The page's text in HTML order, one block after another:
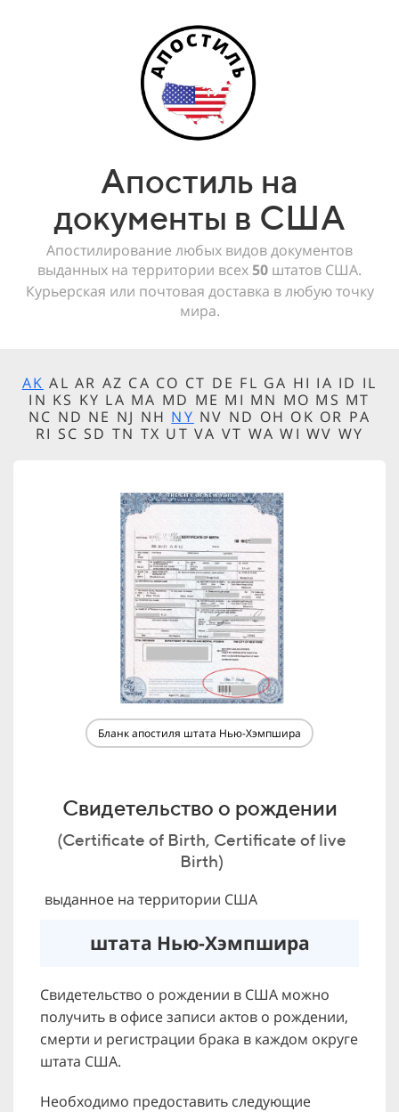
Апостиль на
документы в США
Апостилирование любых видов документов
выданных на территории всех 50 штатов США.
Курьерская или почтовая доставка в любую точку
мира.
AK AL AR AZ CA CO CT DE FL GA HI IA ID IL
IN KS KY LA MA MD ME MI MN MO MS MT
NC ND NE NJ NH NY NV ND OH OK OR PA
RI SC SD TN TX UT VA VT WA WI WV WY
Бланк апостиля штата Нью-Хэмпшира
Свидетельство о рождении
(Certificate of Birth, Certificate of live
Birth)
выданное на территории США
штата Нью-Хэмпшира
Свидетельство о рождении в США можно
получить в офисе записи актов о рождении,
смерти и регистрации брака в каждом округе
штата США.
Необходимо предоставить следующие